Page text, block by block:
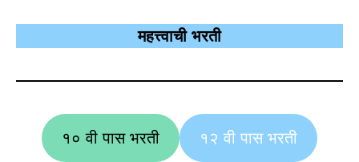
महत्त्वाची भरती
१० वी पास भरती १२ वी पास भरती